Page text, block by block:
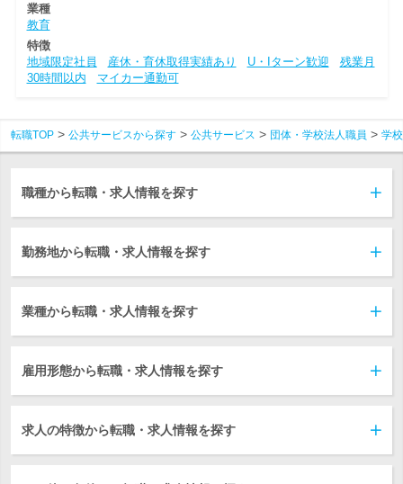
業種
教育
特徴
地域限定社員
産休・育休取得実績あり U・Iターン歓迎
残業月
30時間以内
マイカー通勤可
転職TOP 公共サービスから探す 公共サービス 団体・学校法人職員 学
職種から転職・求人情報を探す
勤務地から転職・求人情報を探す
業種から転職・求人情報を探す
雇用形態から転職・求人情報を探す
求人の特徴から転職・求人情報を探す